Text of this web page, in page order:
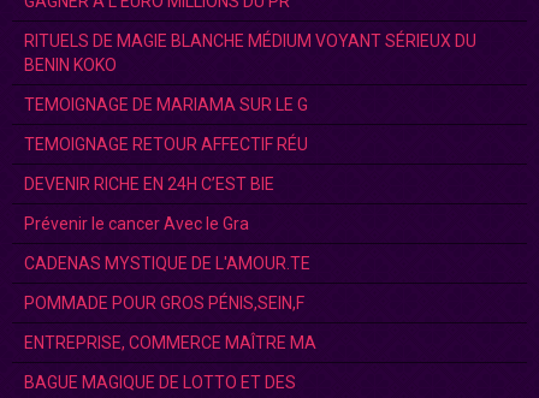
RITUELS DE MAGIE BLANCHE MÉDIUM VOYANT SÉRIEUX DU
BENIN KOKO
TEMOIGNAGE DE MARIAMA SUR LE G
TEMOIGNAGE RETOUR AFFECTIF RÉU
DEVENIR RICHE EN 24H C’EST BIE
Prévenir le cancer Avec le Gra
CADENAS MYSTIQUE DE L'AMOUR.TE
POMMADE POUR GROS PÉNIS,SEIN,F
ENTREPRISE, COMMERCE MAÎTRE MA
BAGUE MAGIQUE DE LOTTO ET DES